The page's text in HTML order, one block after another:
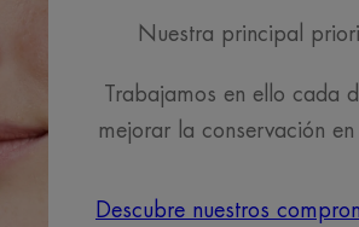
Nuestra principal
Trabajamos en ello cada
mejorar la conservación en
Descubre nuestros